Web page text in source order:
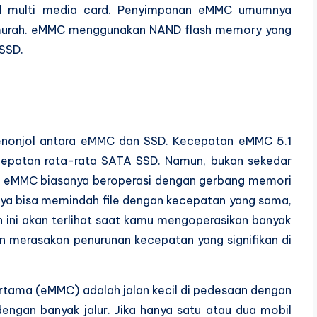
media card. Penyimpanan eMMC umumnya
eMMC menggunakan NAND flash memory yang
antara eMMC dan SSD. Kecepatan eMMC 5.1
rata-rata SATA SSD. Namun, bukan sekedar
biasanya beroperasi dengan gerbang memori
bisa memindah file dengan kecepatan yang sama,
akan terlihat saat kamu mengoperasikan banyak
penurunan kecepatan yang signifikan di
(eMMC) adalah jalan kecil di pedesaan dengan
banyak jalur. Jika hanya satu atau dua mobil